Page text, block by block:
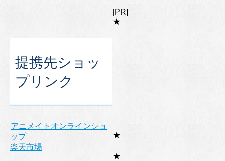
提携先ショッ
プリンク
[PR]
★
アニメイトオンラインショ
ップ
★
楽天市場
★